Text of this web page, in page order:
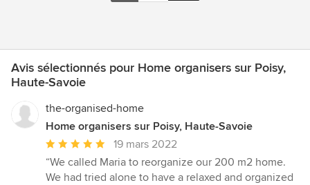
Avis sélectionnés pour Home organisers sur Poisy,
Haute-Savoie
the-organised-home
Home organisers sur Poisy, Haute-Savoie
Note
moyenne
:
19 mars 2022
“We called Maria to reorganize our 200 m2 home.
We had tried alone to have a relaxed and organized